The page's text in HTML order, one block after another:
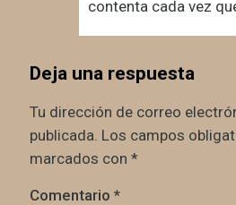
contenta cada vez
Deja una respuesta
Tu dirección de correo
publicada. Los campos
marcados con *
Comentario *